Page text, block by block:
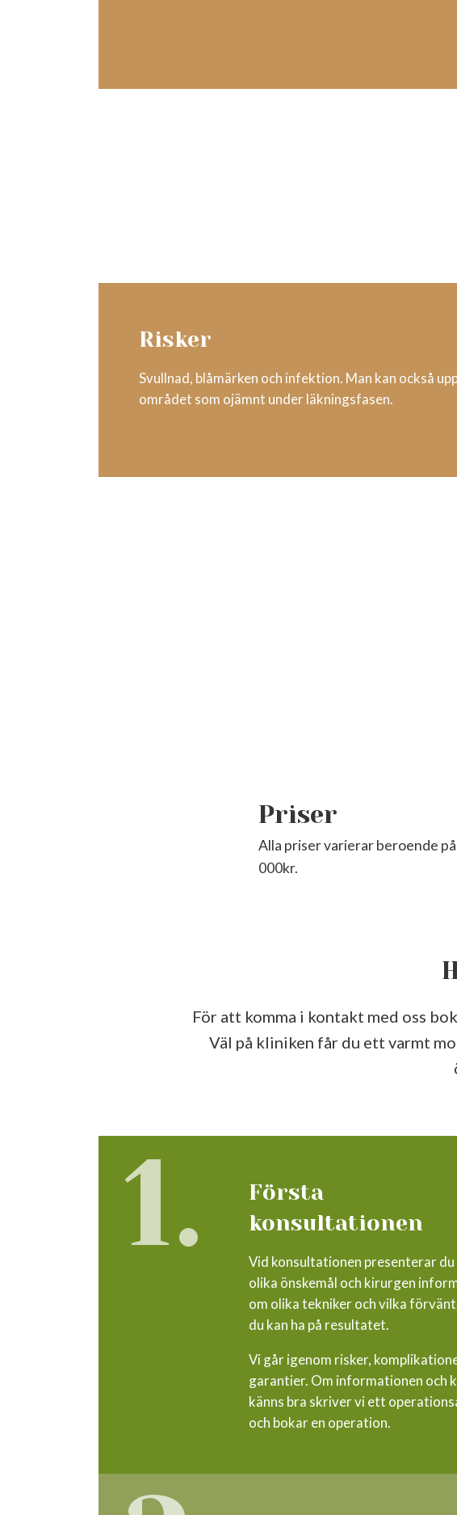
Risker
Svullnad, blåmärken och infektion. Man kan också
området som ojämnt under läkningsfasen.
Priser
Alla priser varierar beroende
000kr.
För att komma i kontakt med oss
Väl på kliniken får du ett varmt
1.
Första
konsultationen
Vid konsultationen presenterar du
olika önskemål och kirurgen
om olika tekniker och vilka
du kan ha på resultatet.
Vi går igenom risker,
garantier. Om informationen och
känns bra skriver vi ett
och bokar en operation.